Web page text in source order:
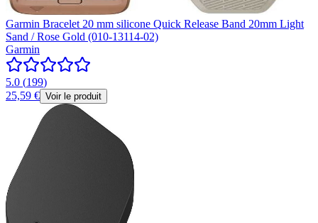
Garmin Bracelet 20 mm silicone Quick Release Band 20mm Light
Sand / Rose Gold (010-13114-02)
Garmin
5.0 (199)
25,59 € Voir le produit